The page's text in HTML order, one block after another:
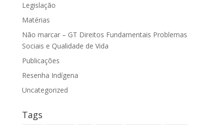
Legislação
Matérias
Não marcar – GT Direitos Fundamentais Problemas
Sociais e Qualidade de Vida
Publicações
Resenha Indígena
Uncategorized
Tags